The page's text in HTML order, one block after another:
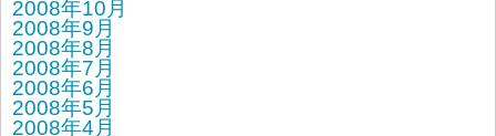
2008年10月
2008年9月
2008年8月
2008年7月
2008年6月
2008年5月
2008年4月